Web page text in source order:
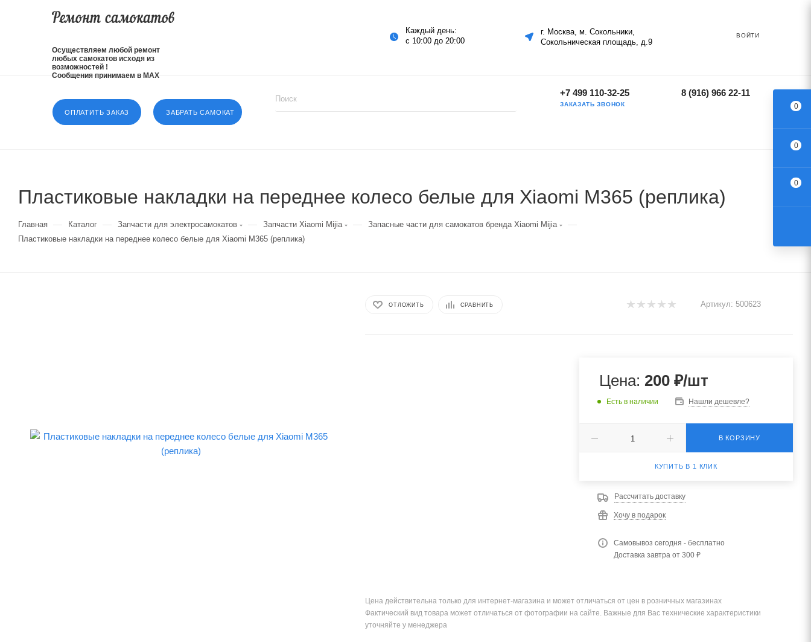
Осуществляем любой ремонт
любых самокатов исходя из
возможностей !
Сообщения принимаем в MAX
Каждый день:
с 10:00 до 20:00
г. Москва, м. Сокольники,
Сокольническая площадь, д.9
ВОЙТИ
ОПЛАТИТЬ ЗАКАЗ ЗАБРАТЬ САМОКАТ
+7 499 110-32-25
ЗАКАЗАТЬ ЗВОНОК
8 (916) 966 22-11
Пластиковые накладки на переднее колесо белые для Xiaomi М365 (реплика)
Главная — Каталог — Запчасти для электросамокатов — Запчасти Xiaomi Mijia — Запасные части для самокатов бренда Xiaomi Mijia —
Пластиковые накладки на переднее колесо белые для Xiaomi М365 (реплика)
ОТЛОЖИТЬ СРАВНИТЬ Артикул: 500623
Цена: 200₽/шт
Есть в наличии Нашли дешевле?
В КОРЗИНУ
КУПИТЬ В 1 КЛИК
Рассчитать доставку
Хочу в подарок
Самовывоз сегодня - бесплатно
Доставка завтра от 300 ₽
Цена действительна только для интернет-магазина и может отличаться от цен в розничных магазинах
Фактический вид товара может отличаться от фотографии на сайте. Важные для Вас технические характеристики
уточняйте у менеджера
0
0
0